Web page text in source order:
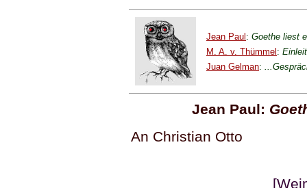
Jean Paul : Goethe liest
M. A. v. Thümmel :
Juan Gelman:
Jean Paul:
An Christian Otto